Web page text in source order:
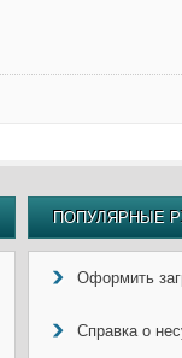
ПОПУЛЯРНЫЕ
Оформить
Справка о